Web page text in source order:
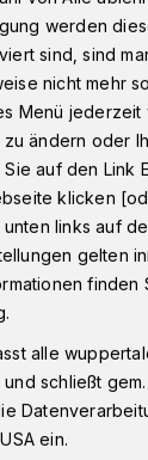
Eine Minute
werden
sind, sind
nicht mehr
Menü jederzeit
ändern oder
auf den Link
klicken
links auf
gelten
finden
alle
schließt gem.
ein.